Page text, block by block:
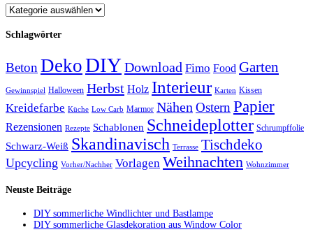
Schlagwörter
Beton DekoDIYDownload Fimo Food Garten
Gewinnspiel Halloween Herbst Holz Interieur Karten Kissen
Kreidefarbe Küche Low Carb Marmor Nähen Ostern Papier
Rezensionen Rezepte Schablonen Schneideplotter Schrumpffolie
Schwarz-Weiß Skandinavisch Terrasse Tischdeko
Upcycling Vorher/Nachher Vorlagen Weihnachten Wohnzimmer
Neuste Beiträge
DIY sommerliche Windlichter und Bastlampe
DIY sommerliche Glasdekoration aus Window Color